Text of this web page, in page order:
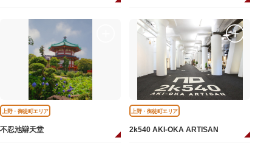
上野・御徒町エリア
不忍池辯天堂
上野・御徒町エリア
2k540 AKI-OKA ARTISAN